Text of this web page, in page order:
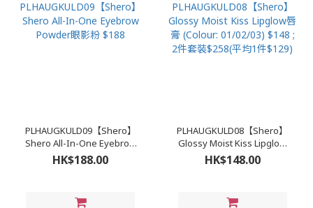
PLHAUGKULD09【Shero】
Shero All-In-One Eyebrow
Powder眼影粉 $188
HK$188.00
PLHAUGKULD08【Shero】
Glossy Moist Kiss Lipglow
唇膏 (Colour: 01/02/03)
$148 ; 2件套裝$258(平均1件
HK$148.00